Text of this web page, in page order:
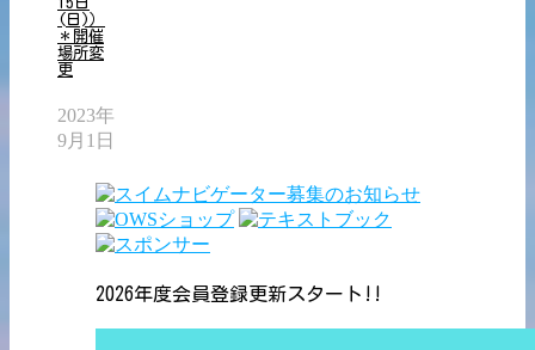
(日)）
＊開催
場所変
更
2023年
9月1日
2026年度会員登録更新スタート!!